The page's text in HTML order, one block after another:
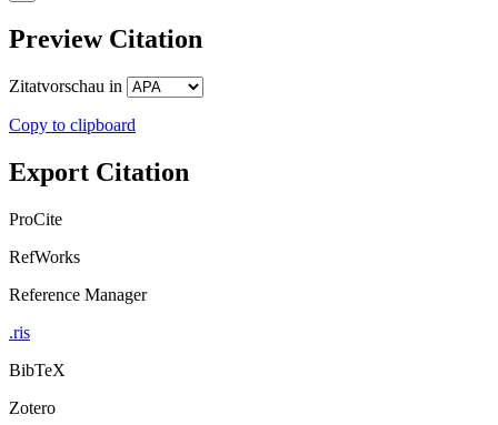
Preview Citation
Zitatvorschau in
Copy to clipboard
Export Citation
ProCite
RefWorks
Reference Manager
.ris
BibTeX
Zotero